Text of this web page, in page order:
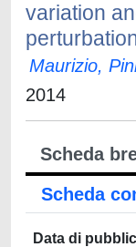
variation
Maurizio,
2014
Scheda
Scheda
Data di